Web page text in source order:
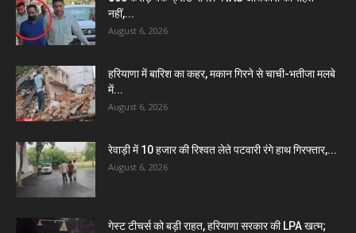
नहीं,...
August 6, 2026
हरियाणा में बारिश का कहर, मकान गिरने से चाची-भतीजा मलबे
में...
August 6, 2026
रेवाड़ी में 10 हजार की रिश्वत लेते पटवारी रंगे हाथ गिरफ्तार,...
August 6, 2026
गेस्ट टीचर्स को बड़ी राहत, हरियाणा सरकार की LPA खत्म;